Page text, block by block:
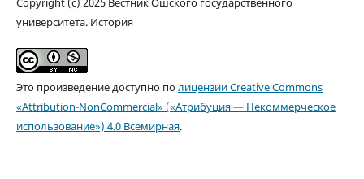
университета. История
Это произведение доступно полицензии Creative Commons
«Attribution-NonCommercial» («Атрибуция — Некоммерческое
использование») 4.0 Всемирная.